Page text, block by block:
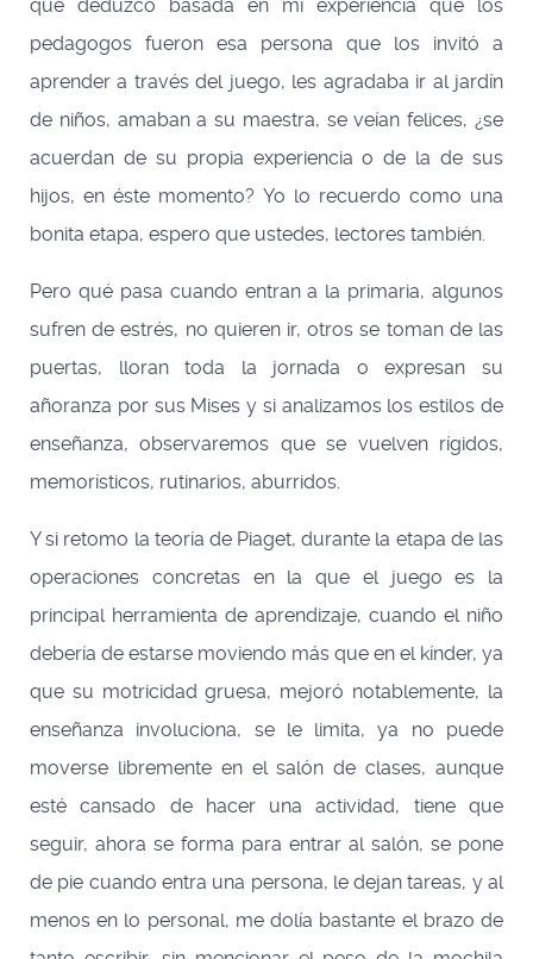
que deduzco basada en mi experiencia que los
pedagogos fueron esa persona que los invitó a
aprender a través del juego, les agradaba ir al jardín
de niños, amaban a su maestra, se veían felices, ¿se
acuerdan de su propia experiencia o de la de sus
hijos, en éste momento? Yo lo recuerdo como una
bonita etapa, espero que ustedes, lectores también.
Pero qué pasa cuando entran a la primaria, algunos
sufren de estrés, no quieren ir, otros se toman de las
puertas, lloran toda la jornada o expresan su
añoranza por sus Mises y si analizamos los estilos de
enseñanza, observaremos que se vuelven rígidos,
memorísticos, rutinarios, aburridos.
Y si retomo la teoría de Piaget, durante la etapa de las
operaciones concretas en la que el juego es la
principal herramienta de aprendizaje, cuando el niño
debería de estarse moviendo más que en el kínder, ya
que su motricidad gruesa, mejoró notablemente, la
enseñanza involuciona, se le limita, ya no puede
moverse libremente en el salón de clases, aunque
esté cansado de hacer una actividad, tiene que
seguir, ahora se forma para entrar al salón, se pone
de pie cuando entra una persona, le dejan tareas, y al
menos en lo personal, me dolía bastante el brazo de